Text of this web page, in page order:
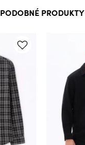
PODOBNÉ PRODUKTY